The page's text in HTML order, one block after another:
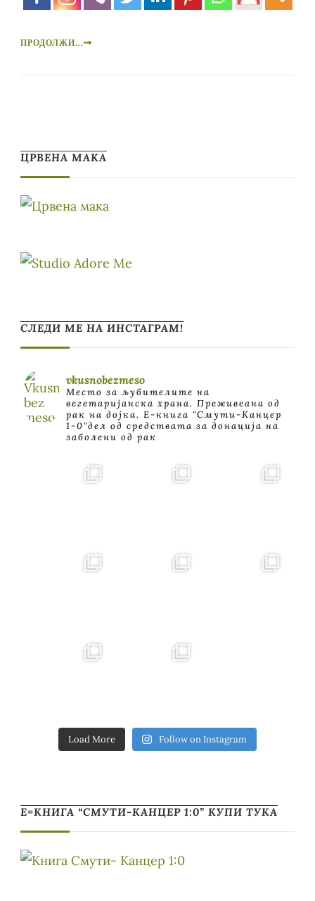
ПРОДОЛЖИ...
ЦРВЕНА МАКА
СЛЕДИ МЕ НА ИНСТАГРАМ!
vkusnobezmeso
Место за љубителите на
вегетаријанска храна. Преживеана од
рак на дојка. E-книга "Смути-Канцер
1-0"дел од средствата за донација на
заболени од рак
Load More Follow on Instagram
Е=КНИГА “СМУТИ-КАНЦЕР 1:0” КУПИ ТУКА